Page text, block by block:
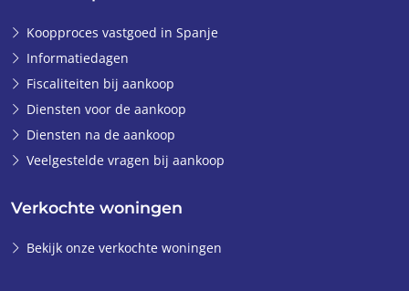
Koopproces vastgoed in Spanje
Informatiedagen
Fiscaliteiten bij aankoop
Diensten voor de aankoop
Diensten na de aankoop
Veelgestelde vragen bij aankoop
Verkochte woningen
Bekijk onze verkochte woningen